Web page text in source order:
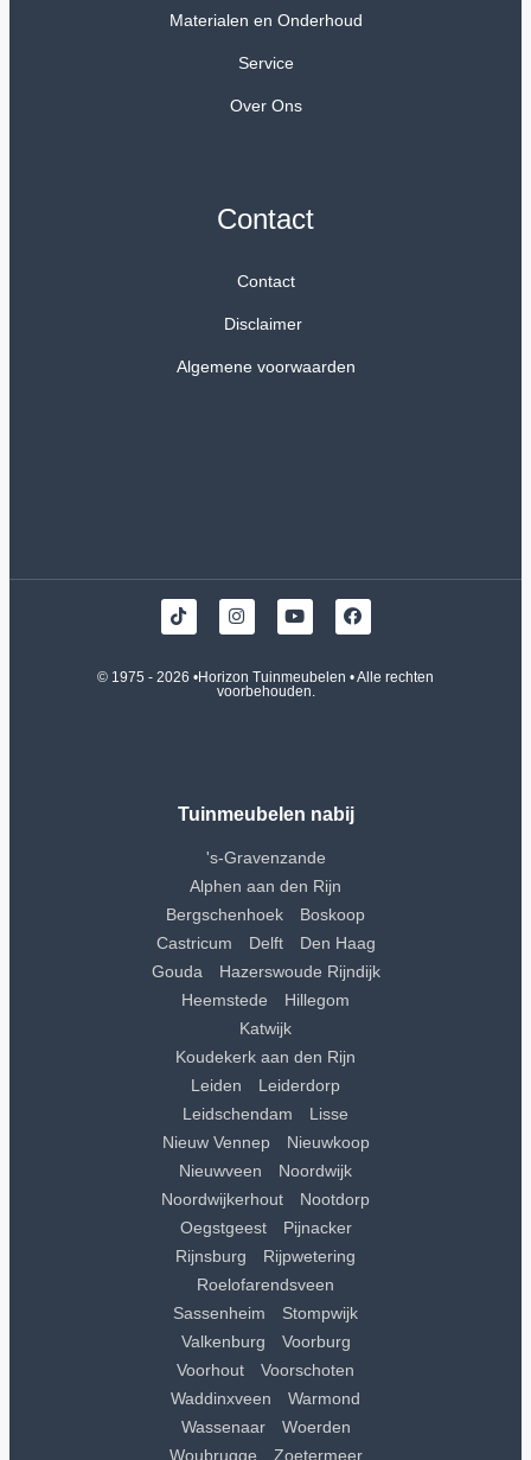
Materialen en Onderhoud
Service
Over Ons
Contact
Contact
Disclaimer
Algemene voorwaarden
© 1975 - 2026 •Horizon Tuinmeubelen • Alle rechten
voorbehouden.
Tuinmeubelen nabij
's-Gravenzande
Alphen aan den Rijn
Bergschenhoek
Boskoop
Castricum
Delft
Den Haag
Gouda
Hazerswoude Rijndijk
Heemstede
Hillegom
Katwijk
Koudekerk aan den Rijn
Leiden
Leiderdorp
Leidschendam
Lisse
Nieuw Vennep
Nieuwkoop
Nieuwveen
Noordwijk
Noordwijkerhout
Nootdorp
Oegstgeest
Pijnacker
Rijnsburg
Rijpwetering
Roelofarendsveen
Sassenheim
Stompwijk
Valkenburg
Voorburg
Voorhout
Voorschoten
Waddinxveen
Warmond
Wassenaar
Woerden
Woubrugge
Zoetermeer